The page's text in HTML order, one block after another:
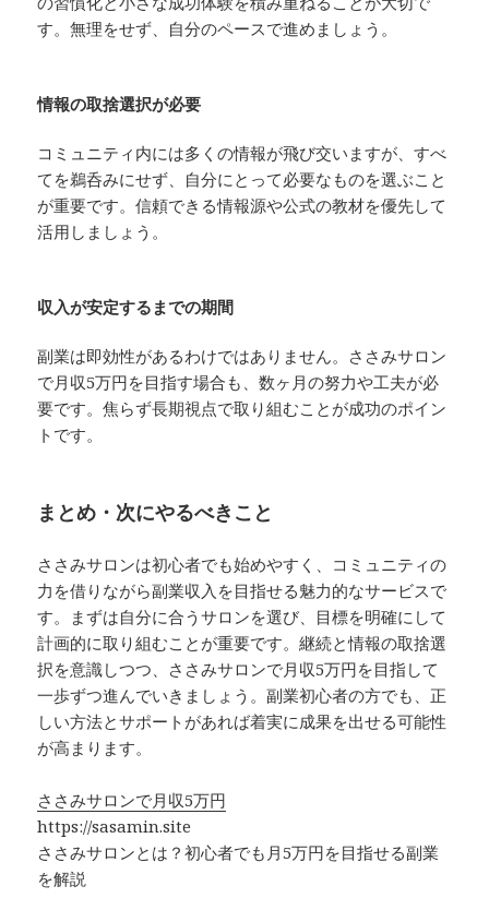
す。無理をせず、自分のペースで進めましょう。
情報の取捨選択が必要
コミュニティ内には多くの情報が飛び交いますが、すべ
てを鵜呑みにせず、自分にとって必要なものを選ぶこと
が重要です。信頼できる情報源や公式の教材を優先して
活用しましょう。
収入が安定するまでの期間
副業は即効性があるわけではありません。ささみサロン
で月収5万円を目指す場合も、数ヶ月の努力や工夫が必
要です。焦らず長期視点で取り組むことが成功のポイン
トです。
まとめ・次にやるべきこと
ささみサロンは初心者でも始めやすく、コミュニティの
力を借りながら副業収入を目指せる魅力的なサービスで
す。まずは自分に合うサロンを選び、目標を明確にして
計画的に取り組むことが重要です。継続と情報の取捨選
択を意識しつつ、ささみサロンで月収5万円を目指して
一歩ずつ進んでいきましょう。副業初心者の方でも、正
しい方法とサポートがあれば着実に成果を出せる可能性
が高まります。
ささみサロンで月収5万円
https://sasamin.site
ささみサロンとは？初心者でも月5万円を目指せる副業
を解説